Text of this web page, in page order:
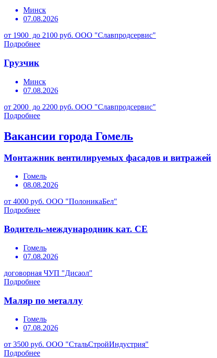
Минск
07.08.2026
от 1900 до 2100 руб. ООО "Славпродсервис"
Подробнее
Грузчик
Минск
07.08.2026
от 2000 до 2200 руб. ООО "Славпродсервис"
Подробнее
Вакансии города Гомель
Монтажник вентилируемых фасадов и витражей
Гомель
08.08.2026
от 4000 руб. ООО "ПолоникаБел"
Подробнее
Водитель-международник кат. СЕ
Гомель
07.08.2026
договорная ЧУП "Дисаол"
Подробнее
Маляр по металлу
Гомель
07.08.2026
от 3500 руб. ООО "СтальСтройИндустрия"
Подробнее